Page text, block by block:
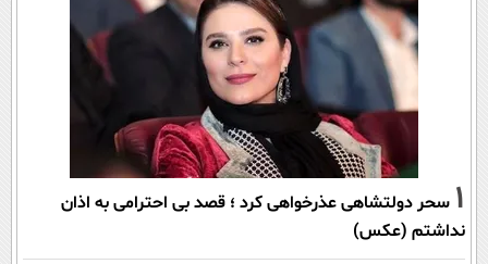
1 سحر دولتشاهی عذرخواهی کرد ؛ قصد بی احترامی به اذان
نداشتم (عکس)